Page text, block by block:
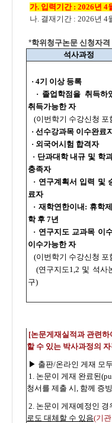
가. 입력기간 : 2026년 4
나. 결재기간 : 2026년 4
*학위청구논문 신청자격
석사과정
· 4기 이상 등록
· 졸업학점을 취득하
취득가능한 자
(이번학기 수강신청 포
· 선수강과목 이수완료
· 외국어시험 합격자
· 단과대학 내규 및 학
충족자
· 연구계획서 입력 및
료자
· 재학연한이내: 휴학
학 후 7년
· 연구지도 교과목 이
이수가능한 자
(이번학기 수강신청 포
(연구지도1,2 및 석사
구)
[논문게재실적과관련하
할 수 있는 박사과정의
▶ 출판/온라인 게재 모
1. 논문이 게재 완료된
청서를 제출 시, 함께 증
2. 논문이 게재예정인 경
로도 대체할 수 있음(기